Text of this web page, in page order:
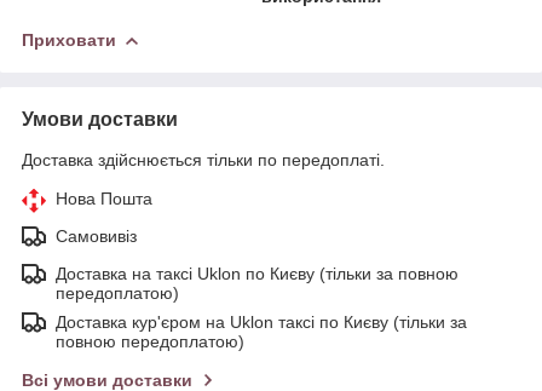
Приховати
Умови доставки
Доставка здійснюється тільки по передоплаті.
Нова Пошта
Самовивіз
Доставка на таксі Uklon по Києву (тільки за повною
передоплатою)
Доставка кур'єром на Uklon таксі по Києву (тільки за
повною передоплатою)
Всі умови доставки